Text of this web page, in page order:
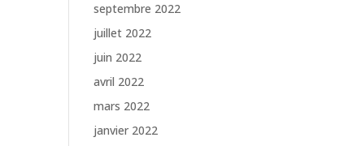
septembre 2022
juillet 2022
juin 2022
avril 2022
mars 2022
janvier 2022